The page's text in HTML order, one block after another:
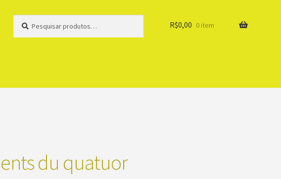
Pesquisar
R$0,00 0 item
du quatuor